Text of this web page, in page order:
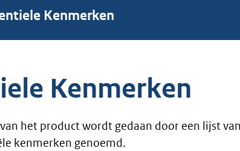
Kenmerken
Kenmerken
het product wordt gedaan door een lijst
kenmerken genoemd.